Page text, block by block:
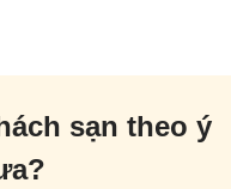
sạn theo ý